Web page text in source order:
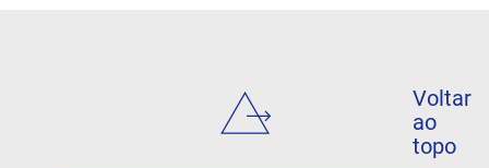
Voltar
ao
topo